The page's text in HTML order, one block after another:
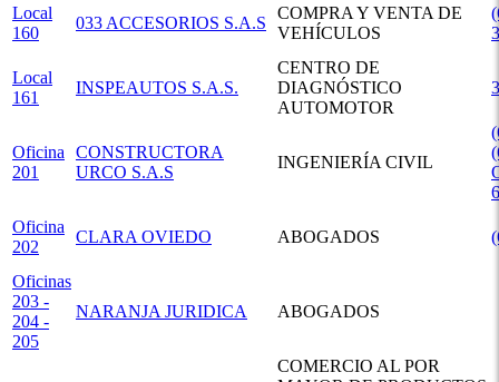
Local
160
033 ACCESORIOS S.A.S
COMPRA Y VENTA DE
VEHÍCULOS
Local
161
INSPEAUTOS S.A.S.
CENTRO DE
DIAGNÓSTICO
AUTOMOTOR
Oficina
201
CONSTRUCTORA
URCO S.A.S
INGENIERÍA CIVIL
Oficina
202
CLARA OVIEDO ABOGADOS
Oficinas
203 -
204 -
205
NARANJA JURIDICA ABOGADOS
COMERCIO AL POR